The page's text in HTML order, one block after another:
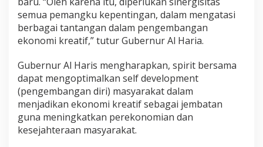
a
b
i
semua pemangku kepentingan, dalam mengatasi
berbagai tantangan dalam pengembangan
ekonomi kreatif,” tutur Gubernur Al Haria.
Gubernur Al Haris mengharapkan, spirit bersama
dapat mengoptimalkan self development
(pengembangan diri) masyarakat dalam
menjadikan ekonomi kreatif sebagai jembatan
guna meningkatkan perekonomian dan
kesejahteraan masyarakat.